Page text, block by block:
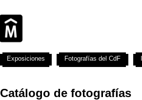
Catálogo de fotografías
Exposiciones Fotografías del CdF